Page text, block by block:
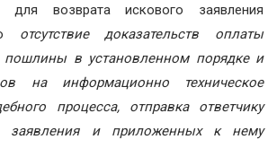
для возврата искового заявления
отсутствие доказательств оплаты
пошлины в установленном порядке и
на информационно техническое
процесса, отправка ответчику
заявления и приложенных к нему